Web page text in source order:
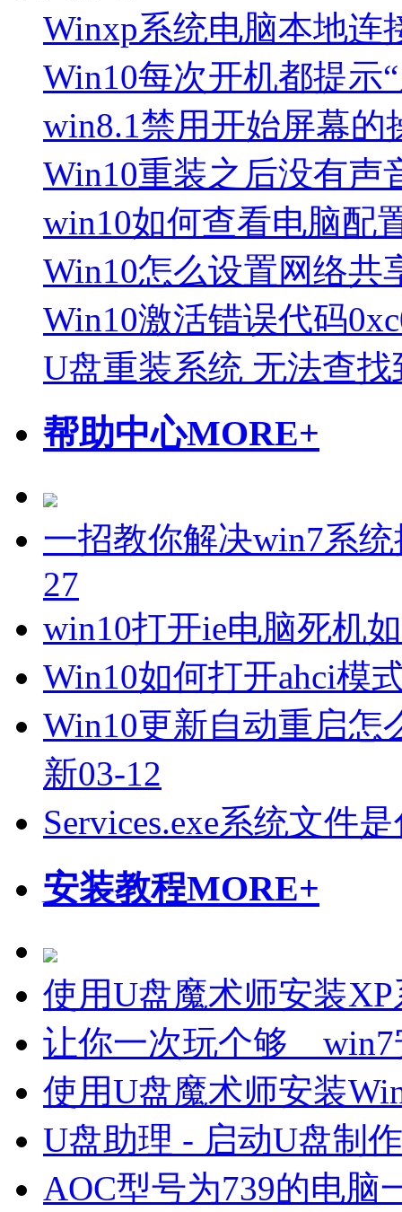
Winxp系统电脑本地连
Win10每次开机都提示
win8.1禁用开始屏幕的
Win10重装之后没有声
win10如何查看电脑配
Win10怎么设置网络共
Win10激活错误代码
U盘重装系统 无法查找
帮助中心MORE+
一招教你解决win7系
27
win10打开ie电脑死机
Win10如何打开ahci模
Win10更新自动重启怎
新03-12
Services.exe系统文件
安装教程MORE+
使用U盘魔术师安装
让你一次玩个够 win7
使用U盘魔术师安装
U盘助理 - 启动U盘制
AOC型号为739的电脑